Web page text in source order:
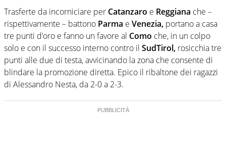
Trasferte da incorniciare per Catanzaro e Reggiana che –
rispettivamente – battono Parma e Venezia, portano a casa
tre punti d’oro e fanno un favore al Como che, in un colpo
solo e con il successo interno contro il SudTirol, rosicchia tre
punti alle due di testa, avvicinando la zona che consente di
blindare la promozione diretta. Epico il ribaltone dei ragazzi
di Alessandro Nesta, da 2-0 a 2-3.